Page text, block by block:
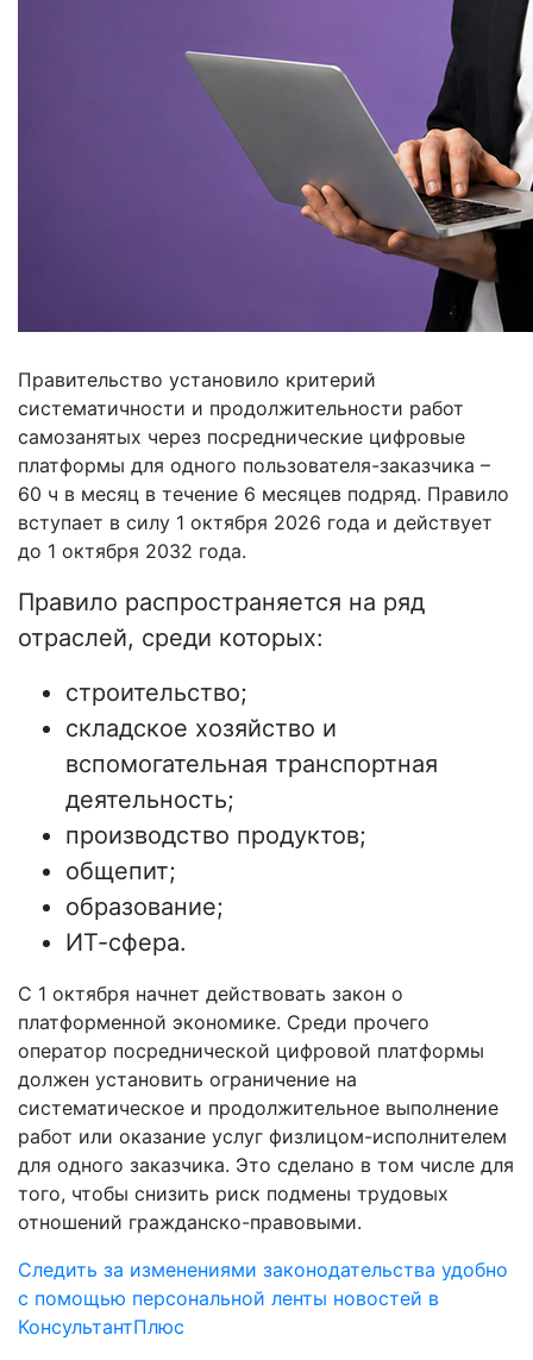
Правительство установило критерий
систематичности и продолжительности работ
самозанятых через посреднические цифровые
платформы для одного пользователя-заказчика –
60 ч в месяц в течение 6 месяцев подряд. Правило
вступает в силу 1 октября 2026 года и действует
до 1 октября 2032 года.
Правило распространяется на ряд
отраслей, среди которых:
строительство;
складское хозяйство и
вспомогательная транспортная
деятельность;
производство продуктов;
общепит;
образование;
ИТ-сфера.
С 1 октября начнет действовать закон о
платформенной экономике. Среди прочего
оператор посреднической цифровой платформы
должен установить ограничение на
систематическое и продолжительное выполнение
работ или оказание услуг физлицом-исполнителем
для одного заказчика. Это сделано в том числе для
того, чтобы снизить риск подмены трудовых
отношений гражданско-правовыми.
Следить за изменениями законодательства удобно
с помощью персональной ленты новостей в
КонсультантПлюс